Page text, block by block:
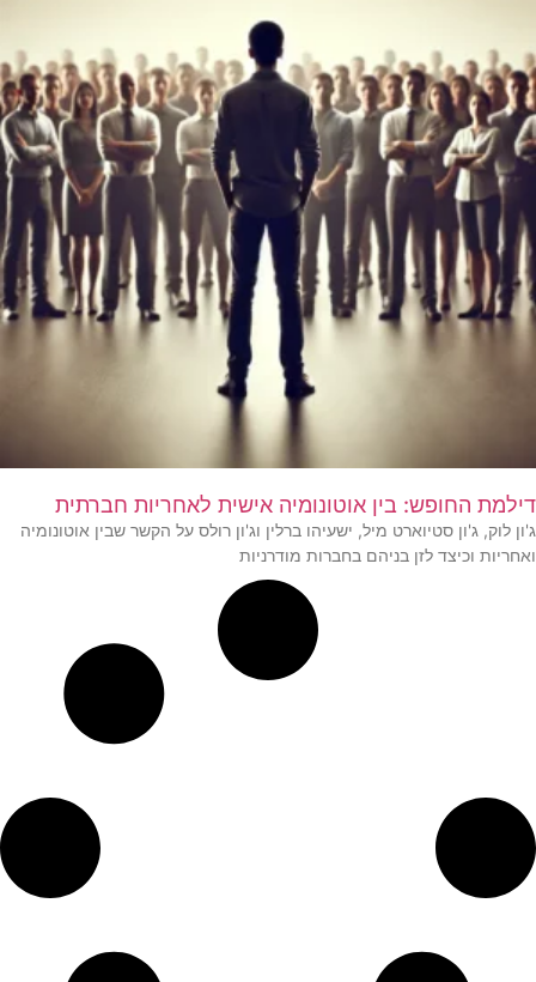
דילמת החופש: בין אוטונומיה אישית לאחריות חברתית
ג'ון לוק, ג'ון סטיוארט מיל, ישעיהו ברלין וג'ון רולס על הקשר שבין אוטונומיה
ואחריות וכיצד לזן בניהם בחברות מודרניות